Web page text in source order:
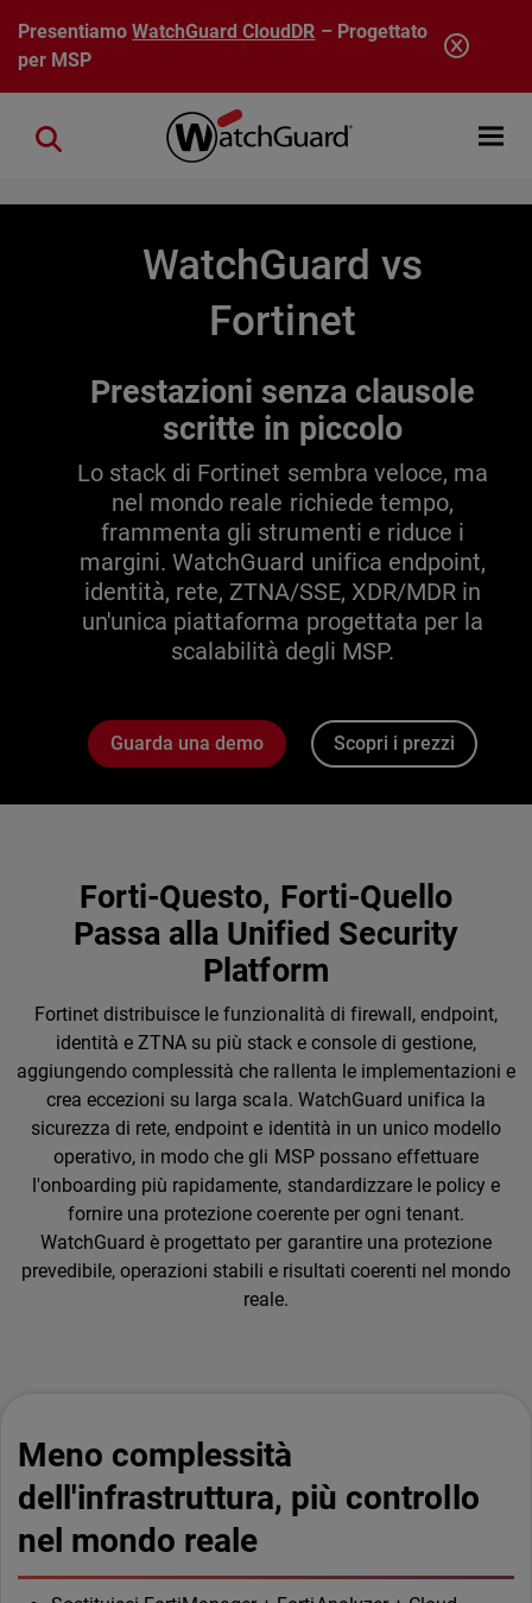
Salta al contenuto principale
PresentiamoWatchGuard CloudDR – Progettato
per MSP
Open
Close search
WatchGuard vs
Fortinet
Prestazioni senza clausole
scritte in piccolo
Lo stack di Fortinet sembra veloce, ma
nel mondo reale richiede tempo,
frammenta gli strumenti e riduce i
margini. WatchGuard unifica endpoint,
identità, rete, ZTNA/SSE, XDR/MDR in
un'unica piattaforma progettata per la
scalabilità degli MSP.
Guarda una demo Scopri i prezzi
Forti-Questo, Forti-Quello
Passa alla Unified Security
Platform
Fortinet distribuisce le funzionalità di firewall, endpoint,
identità e ZTNA su più stack e console di gestione,
aggiungendo complessità che rallenta le implementazioni e
crea eccezioni su larga scala. WatchGuard unifica la
sicurezza di rete, endpoint e identità in un unico modello
operativo, in modo che gli MSP possano effettuare
l'onboarding più rapidamente, standardizzare le policy e
fornire una protezione coerente per ogni tenant.
WatchGuard è progettato per garantire una protezione
prevedibile, operazioni stabili e risultati coerenti nel mondo
reale.
Meno complessità
dell'infrastruttura, più controllo
nel mondo reale